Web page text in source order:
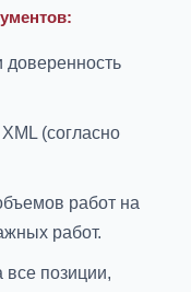
(согласно
работ на
работ.
позиции,